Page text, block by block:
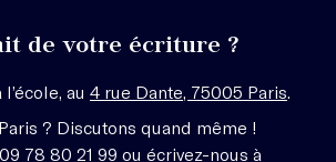
de votre écriture ?
au 4 rue Dante, 75005 Paris
? Discutons quand même !
78 80 21 99 ou écrivez-nous à